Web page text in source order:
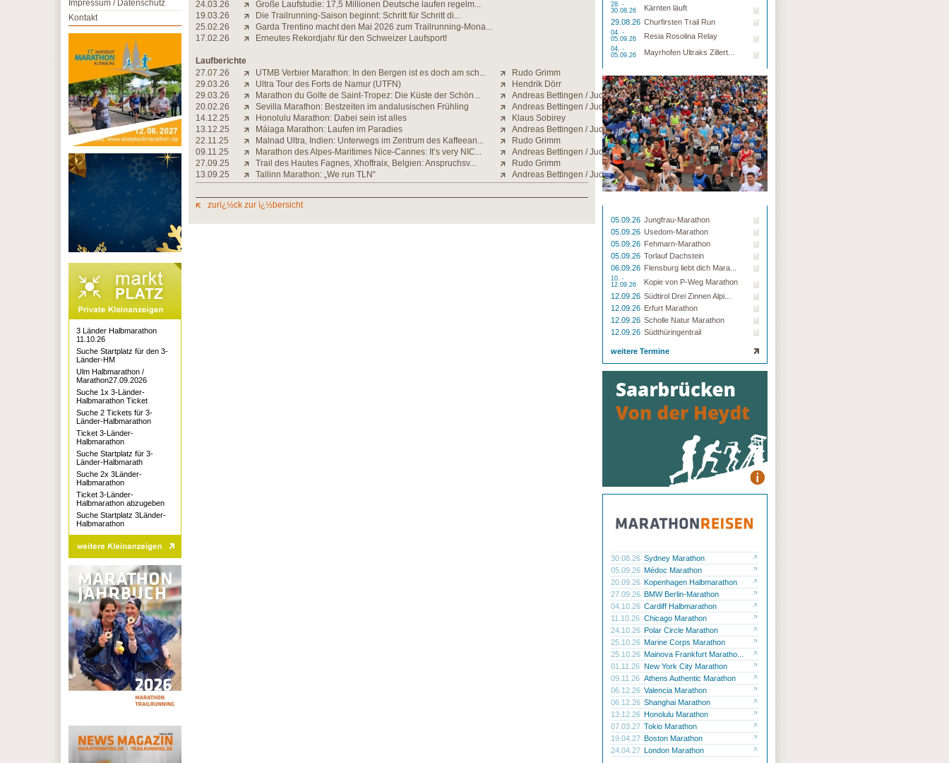
24.03.26
Große Laufstudie: 17,5 Millionen Deutsche laufen regelm...
19.03.26
Die Trailrunning-Saison beginnt: Schritt für Schritt di...
25.02.26
Garda Trentino macht den Mai 2026 zum Trailrunning-Mona...
17.02.26
Erneutes Rekordjahr für den Schweizer Laufsport!
Laufberichte
27.07.26
UTMB Verbier Marathon: In den Bergen ist es doch am sch...
Rudo Grimm
29.03.26
Ultra Tour des Forts de Namur (UTFN)
Hendrik Dörr
29.03.26
Marathon du Golfe de Saint-Tropez: Die Küste der Schön...
Andreas Bettingen / Judith Strack
20.02.26
Sevilla Marathon: Bestzeiten im andalusischen Frühling
Andreas Bettingen / Judith Strack
14.12.25
Honolulu Marathon: Dabei sein ist alles
Klaus Sobirey
13.12.25
Málaga Marathon: Laufen im Paradies
Andreas Bettingen / Judith Strack
22.11.25
Malnad Ultra, Indien: Unterwegs im Zentrum des Kaffeean...
Rudo Grimm
09.11.25
Marathon des Alpes-Maritimes Nice-Cannes: It‘s very NIC...
Andreas Bettingen / Judith Strack
27.09.25
Trail des Hautes Fagnes, Xhoffraix, Belgien: Anspruchsv...
Rudo Grimm
13.09.25
Tallinn Marathon: „We run TLN“ Andreas Bettingen / Judith Strack
zurï¿½ck zur ï¿½bersicht
28. -
30.08.26
Kärnten läuft
29.08.26 Churfirsten Trail Run
04. -
05.09.26
Resia Rosolina Relay
04. -
05.09.26
Mayrhofen Ultraks Zillert...
05.09.26 Jungfrau-Marathon
05.09.26 Usedom-Marathon
05.09.26 Fehmarn-Marathon
05.09.26 Torlauf Dachstein
06.09.26 Flensburg liebt dich Mara...
10. -
12.09.26
Kopie von P-Weg Marathon
12.09.26 Südtirol Drei Zinnen Alpi...
12.09.26 Erfurt Marathon
12.09.26 Scholle Natur Marathon
12.09.26 Südthüringentrail
weitere Termine
30.08.26 Sydney Marathon
05.09.26 Médoc Marathon
20.09.26 Kopenhagen Halbmarathon
27.09.26 BMW Berlin-Marathon
04.10.26 Cardiff Halbmarathon
11.10.26 Chicago Marathon
24.10.26 Polar Circle Marathon
25.10.26 Marine Corps Marathon
25.10.26 Mainova Frankfurt Maratho...
01.11.26 New York City Marathon
09.11.26 Athens Authentic Marathon
06.12.26 Valencia Marathon
06.12.26 Shanghai Marathon
13.12.26 Honolulu Marathon
07.03.27 Tokio Marathon
19.04.27 Boston Marathon
24.04.27 London Marathon
Impressum / Datenschutz
Kontakt
3 Länder Halbmarathon
11.10.26
Suche Startplatz für den 3-
Länder-HM
Ulm Halbmarathon /
Marathon27.09.2026
Suche 1x 3-Länder-
Halbmarathon Ticket
Suche 2 Tickets für 3-
Länder-Halbmarathon
Ticket 3-Länder-
Halbmarathon
Suche Startplatz für 3-
Länder-Halbmarath
Suche 2x 3Länder-
Halbmarathon
Ticket 3-Länder-
Halbmarathon abzugeben
Suche Startplatz 3Länder-
Halbmarathon